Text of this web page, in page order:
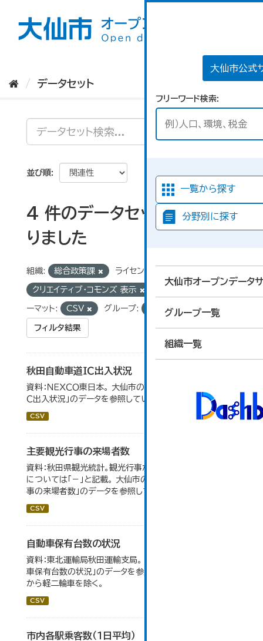
大仙市公式
フリーワード検索
一覧から探す
分野別に探す
大仙市オープンデータ
グループ一覧
組織一覧
データセット
並び順
4 件のデータセットが見つか
りました
組織: 総合政策課 ライセンス:
クリエイティブ・コモンズ 表示
ーマット: CSV グループ: 10_運輸・観光
フィルタ結果
秋田自動車道ＩＣ出入状況
資料：ＮＥＸＣＯ東日本。 大仙市の統計「8-1 秋田自動車道Ｉ
Ｃ出入状況」のデータを参照しています。
CSV
主要観光行事の来場者数
資料：秋田県観光統計。観光行事が開催されなかったもの
については「－」と記載。 大仙市の統計「15-1 主要観光行
事の来場者数」のデータを参照しています。
CSV
自動車保有台数の状況
資料：東北運輸局秋田運輸支局。 大仙市の統計「8-3 自動
車保有台数の状況」のデータを参照しています。 令和2年
から軽二輪車を除く。
CSV
市内各駅乗客数（１日平均）